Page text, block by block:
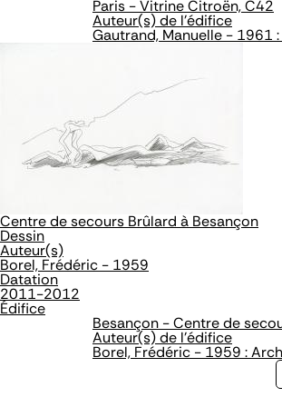
Paris - Vitrine Citroën, C42
Auteur(s) de l'édifice
Gautrand, Manuelle - 1961
Centre de secours Brûlard à Besançon
Dessin
Auteur(s)
Borel, Frédéric - 1959
Datation
2011-2012
Édifice
Besançon - Centre de
Auteur(s) de l'édifice
Borel, Frédéric - 1959 :